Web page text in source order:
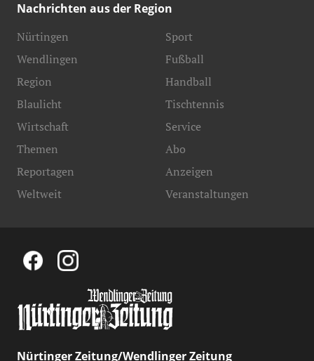
Nachrichten aus der Region
Nürtingen
Wendlingen
Region
Blaulicht
Sport
Fußball
Handball
Tischtennis
Wirtschaft
Themen
Reportagen
Weltweit
Service
Abo
Anzeigen
Veranstaltungen
Nürtinger Zeitung/Wendlinger Zeitung